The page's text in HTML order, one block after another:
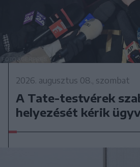
2026. augusztus 08., szombat
A Tate-testvérek
helyezését kérik